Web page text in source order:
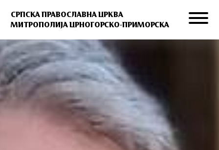
СРПСКА ПРАВОСЛАВНА ЦРКВА
МИТРОПОЛИЈА ЦРНОГОРСКО-ПРИМОРСКА